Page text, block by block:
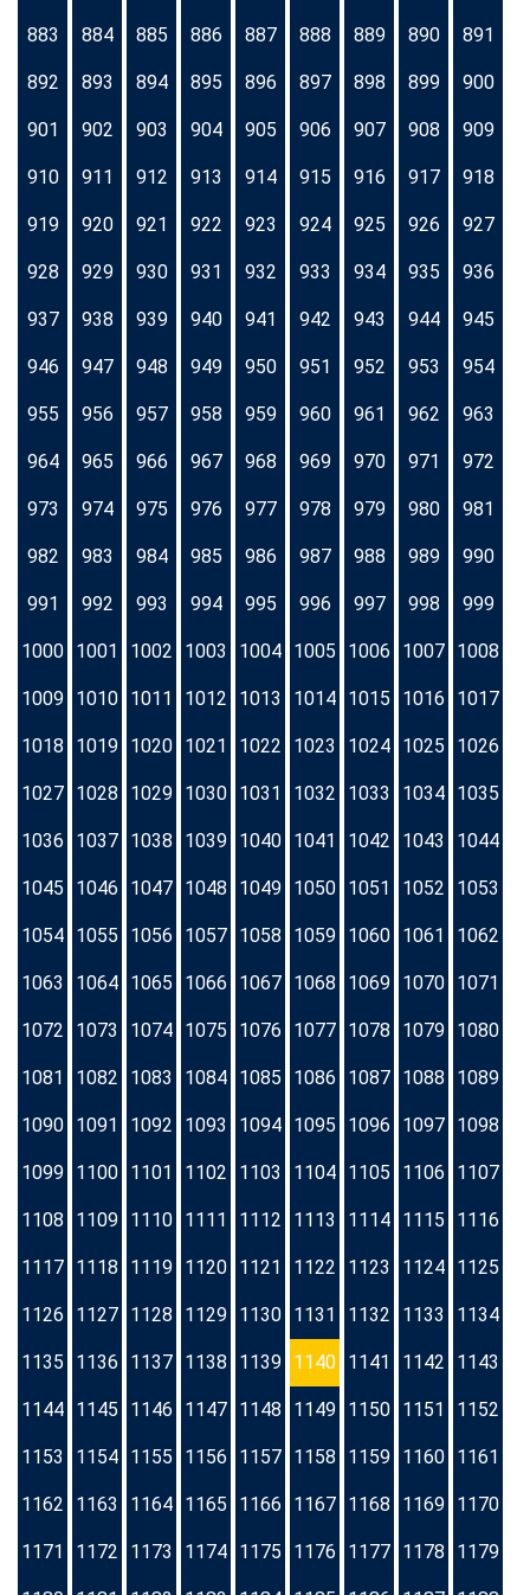
883 884 885 886 887 888 889 890 891
892 893 894 895 896 897 898 899 900
901 902 903 904 905 906 907 908 909
910 911 912 913 914 915 916 917 918
919 920 921 922 923 924 925 926 927
928 929 930 931 932 933 934 935 936
937 938 939 940 941 942 943 944 945
946 947 948 949 950 951 952 953 954
955 956 957 958 959 960 961 962 963
964 965 966 967 968 969 970 971 972
973 974 975 976 977 978 979 980 981
982 983 984 985 986 987 988 989 990
991 992 993 994 995 996 997 998 999
1000 1001 1002 1003 1004 1005 1006 1007 1008
1009 1010 1011 1012 1013 1014 1015 1016 1017
1018 1019 1020 1021 1022 1023 1024 1025 1026
1027 1028 1029 1030 1031 1032 1033 1034 1035
1036 1037 1038 1039 1040 1041 1042 1043 1044
1045 1046 1047 1048 1049 1050 1051 1052 1053
1054 1055 1056 1057 1058 1059 1060 1061 1062
1063 1064 1065 1066 1067 1068 1069 1070 1071
1072 1073 1074 1075 1076 1077 1078 1079 1080
1081 1082 1083 1084 1085 1086 1087 1088 1089
1090 1091 1092 1093 1094 1095 1096 1097 1098
1099 1100 1101 1102 1103 1104 1105 1106 1107
1108 1109 1110 1111 1112 1113 1114 1115 1116
1117 1118 1119 1120 1121 1122 1123 1124 1125
1126 1127 1128 1129 1130 1131 1132 1133 1134
1135 1136 1137 1138 1139 1140 1141 1142 1143
1144 1145 1146 1147 1148 1149 1150 1151 1152
1153 1154 1155 1156 1157 1158 1159 1160 1161
1162 1163 1164 1165 1166 1167 1168 1169 1170
1171 1172 1173 1174 1175 1176 1177 1178 1179